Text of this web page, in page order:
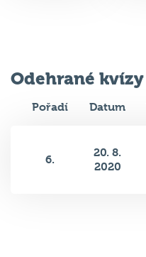
Odehrané kvízy
Pořadí Datum
6.
20. 8.
2020